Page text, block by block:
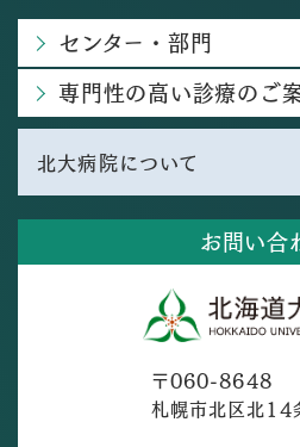
お問い合
〒060-8648
札幌市北区北14
センター・部門
専門性の高い診療のご
北大病院について